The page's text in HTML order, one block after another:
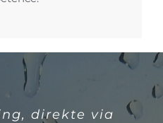
direkte via